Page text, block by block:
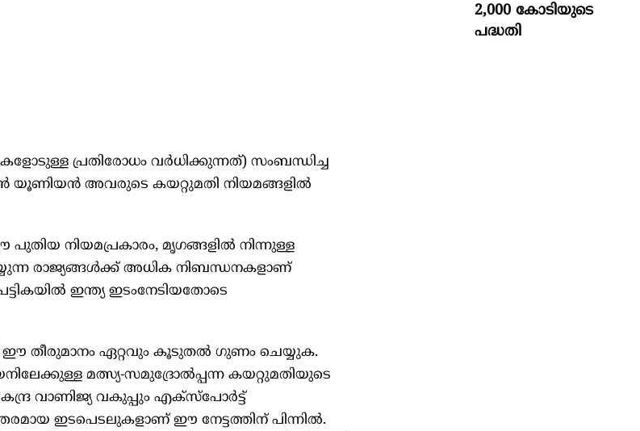
പ്രതിരോധം വര്‍ധിക്കുന്നത്) സംബന്ധിച്ച
യൂണിയന്‍ അവരുടെ കയറ്റുമതി നിയമങ്ങളില്‍
നിയമപ്രകാരം, മൃഗങ്ങളില്‍ നിന്നുള്ള
രാജ്യങ്ങള്‍ക്ക് അധിക നിബന്ധനകളാണ്
ഇന്ത്യ ഇടംനേടിയതോടെ
ഈ തീരുമാനം ഏറ്റവും കൂടുതല്‍ ഗുണം ചെയ്യുക.
മത്സ്യ-സമുദ്രോല്‍പ്പന്ന കയറ്റുമതിയുടെ
വാണിജ്യ വകുപ്പും എക്‌സ്‌പോര്‍ട്ട്
ഇടപെടലുകളാണ് ഈ നേട്ടത്തിന് പിന്നില്‍.
2,000 കോടിയുടെ
പദ്ധതി